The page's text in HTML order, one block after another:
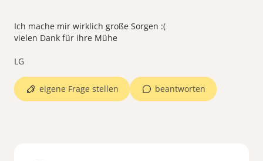
Ich mache mir wirklich große Sorgen :(
vielen Dank für ihre Mühe
beantworten
eigene Frage stellen